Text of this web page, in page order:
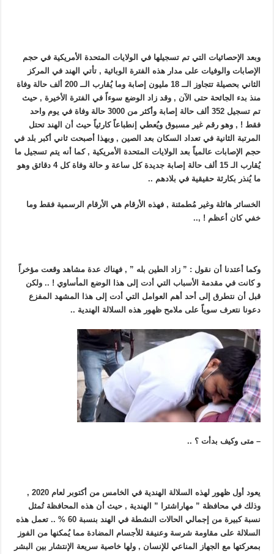
وبعد الإحصائيات التي تم تسجيلها في الولايات المتحدة الأمريكية في حجم
الإصابات والوفيات على مدار هذه الفترة الوبائية , تأتي الهند في المركز
الثاني بحصيلة تتجاوز الــ 18 مليون إصابة وما يُقارب الــ 200 ألف حالة وفاة
منذ بدء الجائحة حتى الآن , وقد زاد الوضع سوءاً في الفترة الأخيرة , حيث
تم تسجيل 352 ألف حالة إصابة وأكثر من 3000 حالة وفاة في يوم واحد
فقط ! , وهو رقم غير مسبوق ويُعطي إنطباعاً كارثياً حيث أن الهند تحتل
المرتبة الثانية في تعداد السكان بعد الصين , وبهذا أصبحت ثاني أكبر بلد في
حجم الإصابات عالمياً بعد الولايات المتحدة الأمريكية , كما أنه يتم تسجيل ما
يُقارب الـ 15 ألف حالة إصابة جديدة كل ساعة و حالة وفاة كل 4 دقائق وهو
ما يُنذر بكارثة حقيقية في بلادهم ..
الخسائر هائلة وغير مُطمئنة , فهذه الأرقام هي الأرقام الرسمية فقط وما
خفي كان أعظم ! ,..
وكما أعتدنا أن نقول : ” زاد الطين بله ” , فهناك عدة مشاهد وقعت مؤخراً
و كانت في مقدمة الأسباب التي أدت إلى هذا الوضع المأساوي ! .. ولكن
قبل أن نتطرق إلى أحد أهم العوامل التي أدت إلى هذا المشهد المفزع
دعونا نتعرف سوياً على ملامح ظهور هذه السلالة الهندية ..
– متى وكيف بدأت ؟ ..
يعود أول ظهور لهذه السلالة الهندية في الخامس من أكتوبر لعام 2020 ,
وذلك في محافظة ” مهاراشترا ” الهندية , حيث أن هذه المحافظة تُمثل
نسبة كبيرة من إجمالي الحالات النشطة في الهند بنسبة 60 % .. تعمل هذه
السلالة على مقاومة شرسة وعنيفة للأجسام المضادة مما يُمكنها من الفوز
بمعركتها مع الجهاز المناعي للإنسان , ولها خاصية سريعة الإنتشار بين البشر